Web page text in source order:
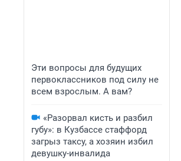
Эти вопросы для будущих
первоклассников под силу не
всем взрослым. А вам?
«Разорвал кисть и разбил
губу»: в Кузбассе стаффорд
загрыз таксу, а хозяин избил
девушку-инвалида